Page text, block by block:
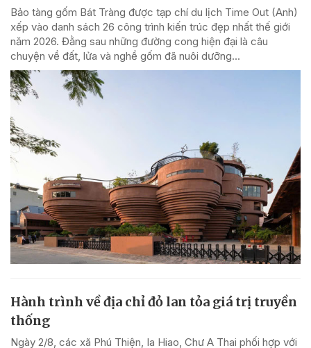
Bảo tàng gốm Bát Tràng được tạp chí du lịch Time Out (Anh)
xếp vào danh sách 26 công trình kiến trúc đẹp nhất thế giới
năm 2026. Đằng sau những đường cong hiện đại là câu
chuyện về đất, lửa và nghề gốm đã nuôi dưỡng...
Hành trình về địa chỉ đỏ lan tỏa giá trị truyền
thống
Ngày 2/8, các xã Phú Thiện, Ia Hiao, Chư A Thai phối hợp với